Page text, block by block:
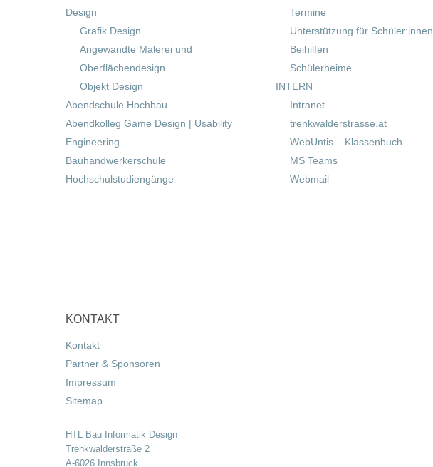
Design
Grafik Design
Angewandte Malerei und
Oberflächendesign
Objekt Design
Abendschule Hochbau
Abendkolleg Game Design | Usability
Engineering
Bauhandwerkerschule
Hochschulstudiengänge
Termine
Unterstützung für Schüler:innen
Beihilfen
Schülerheime
INTERN
Intranet
trenkwalderstrasse.at
WebUntis – Klassenbuch
MS Teams
Webmail
KONTAKT
Kontakt
Partner & Sponsoren
Impressum
Sitemap
HTL Bau Informatik Design
Trenkwalderstraße 2
A-6026 Innsbruck